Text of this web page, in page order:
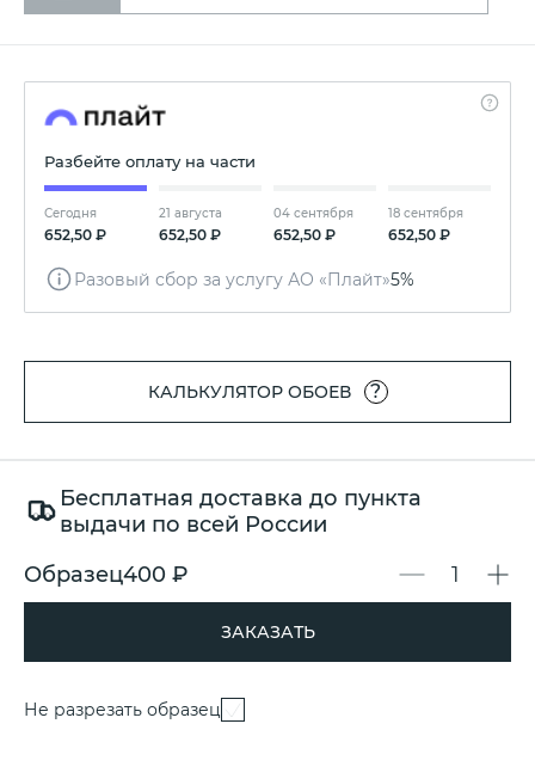
Разбейте оплату на части
Сегодня
652,50 ₽
21 августа
652,50 ₽
04 сентября
652,50 ₽
18 сентября
652,50 ₽
Разовый сбор за услугу АО «Плайт»5%
КАЛЬКУЛЯТОР ОБОЕВ ?
Бесплатная доставка до пункта
выдачи по всей России
Образец400 ₽
ЗАКАЗАТЬ
Не разрезать образец